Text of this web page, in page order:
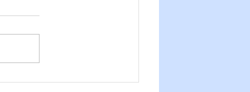
Monitoraggio Anfibi